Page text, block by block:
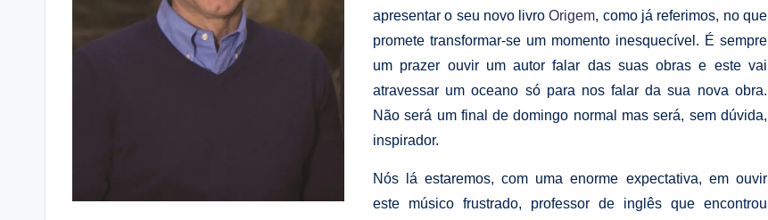
apresentar o seu novo livroOrigem, como já referimos, no que
promete transformar-se um momento inesquecível. É sempre
um prazer ouvir um autor falar das suas obras e este vai
atravessar um oceano só para nos falar da sua nova obra.
Não será um final de domingo normal mas será, sem dúvida,
inspirador.
Nós lá estaremos, com uma enorme expectativa, em ouvir
este músico frustrado, professor de inglês que encontrou